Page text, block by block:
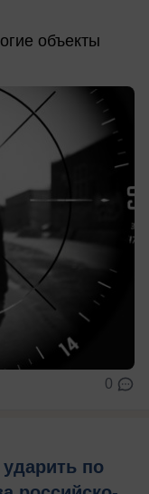
объекты
0
по